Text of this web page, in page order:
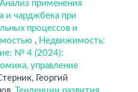
Анализ применения
и чарджбека при
процессов и
, Недвижимость:
№ 4 (2024):
управление
Георгий